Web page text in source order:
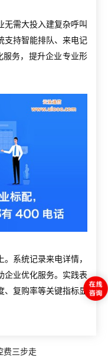
需大投入建复杂呼叫
支持智能排队、来电记
服务，提升企业专业形
系统记录来电详情，
企业优化服务。实践表
复购率等关键指标显
费三步走